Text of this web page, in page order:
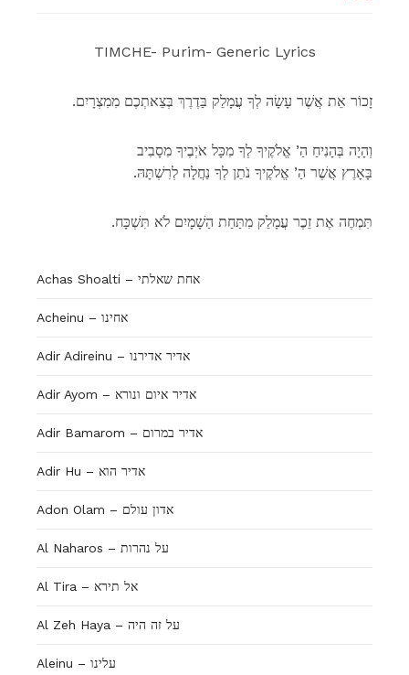
TIMCHE- Purim- Generic Lyrics
.זָכוֹר אֵת אֲשֶׁר עָשָׂה לְךָ עֲמָלֵק בַּדֶרֶךְ בְּצֵאתְכֶם מִמִצְרָיִם
וְהָיָה בְּהָנִיחַ הַ’ אֱלֹקֶיךָ לְךָ מִכָּל אֹיְבֶיךָ מִסָבִיב
.בָּאָרֶץ אֲשֶׁר הַ’ אֱלֹקֶיךָ נֹתֵן לְךָ נַחֲלָה לְרִשְׁתָּהּ
.תִּמְחֶה אֶת זֵכֶר עֲמָלֵק מִתַּחַת הַשָׁמָיִם לֹא תִּשְׁכָּח
Achas Shoalti – אחת שאלתי
Acheinu – אחינו
Adir Adireinu – אדיר אדירנו
Adir Ayom – אדיר איום ונורא
Adir Bamarom – אדיר במרום
Adir Hu – אדיר הוא
Adon Olam – אדון עולם
Al Naharos – על נהרות
Al Tira – אל תירא
Al Zeh Haya – על זה היה
Aleinu – עלינו